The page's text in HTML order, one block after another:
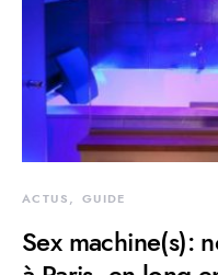
ACTUS GUIDE
Sex machine(s):